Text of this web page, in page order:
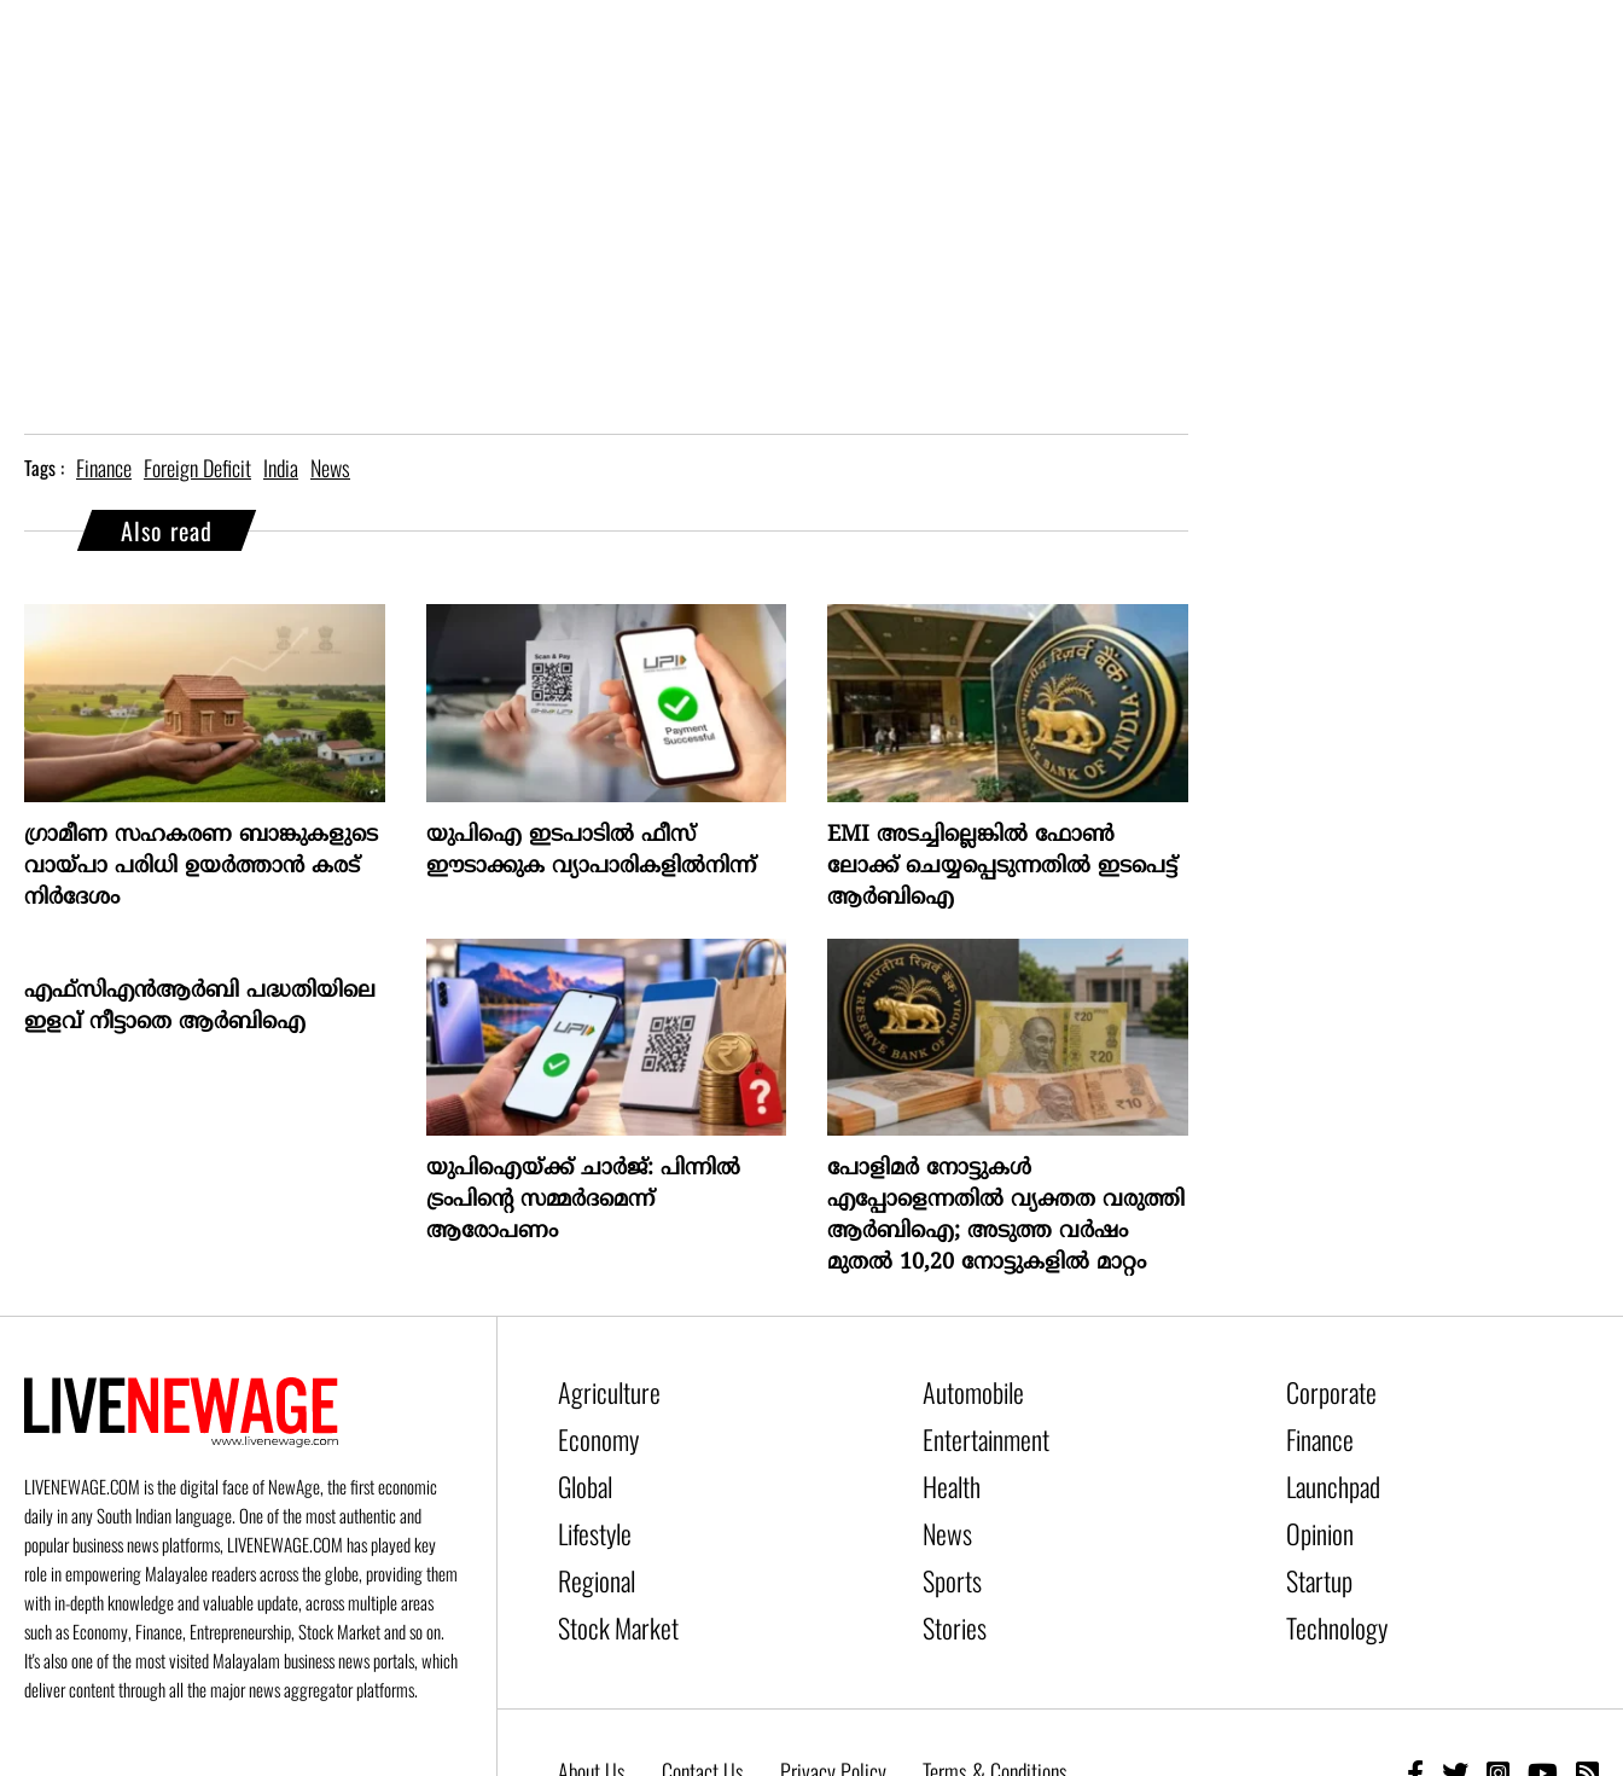
Tags : Finance Foreign Deficit India News
Also read
ഗ്രാമീണ സഹകരണ ബാങ്കുകളുടെ
വായ്പാ പരിധി ഉയർത്താൻ കരട്
നിർദേശം
യുപിഐ ഇടപാടിൽ ഫീസ്
ഈടാക്കുക വ്യാപാരികളിൽനിന്ന്
EMI അടച്ചില്ലെങ്കിൽ ഫോൺ
ലോക്ക് ചെയ്യപ്പെടുന്നതിൽ ഇടപെട്ട്
ആർബിഐ
എഫ്സിഎൻആർബി പദ്ധതിയിലെ
ഇളവ് നീട്ടാതെ ആർബിഐ
യുപിഐയ്ക്ക് ചാര്‍ജ്: പിന്നില്‍
ട്രംപിന്‍റെ സമ്മര്‍ദമെന്ന്
ആരോപണം
പോളിമർ നോട്ടുകൾ
എപ്പോളെന്നതിൽ വ്യക്തത വരുത്തി
ആർബിഐ; അടുത്ത വർഷം
മുതൽ 10,20 നോട്ടുകളിൽ മാറ്റം
LIVENEWAGE.COM is the digital face of NewAge, the first economic
daily in any South Indian language. One of the most authentic and
popular business news platforms, LIVENEWAGE.COM has played key
role in empowering Malayalee readers across the globe, providing them
with in-depth knowledge and valuable update, across multiple areas
such as Economy, Finance, Entrepreneurship, Stock Market and so on.
It's also one of the most visited Malayalam business news portals, which
deliver content through all the major news aggregator platforms.
Agriculture Automobile
Corporate
Economy
Entertainment
Finance
Global
Health
Launchpad
Lifestyle
News
Opinion
Regional
Sports
Startup
Stock Market
Stories Technology